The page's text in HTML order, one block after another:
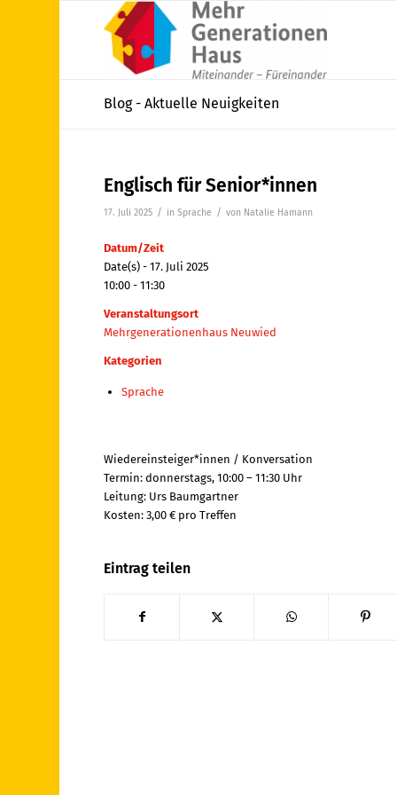
Blog - Aktuelle Neuigkeiten
Englisch für Senior*innen
17. Juli 2025 / inSprache / von Natalie Hamann
Datum/Zeit
Date(s) - 17. Juli 2025
10:00 - 11:30
Veranstaltungsort
Mehrgenerationenhaus Neuwied
Kategorien
Sprache
Wiedereinsteiger*innen / Konversation
Termin: donnerstags, 10:00 – 11:30 Uhr
Leitung: Urs Baumgartner
Kosten: 3,00 € pro Treffen
Eintrag teilen